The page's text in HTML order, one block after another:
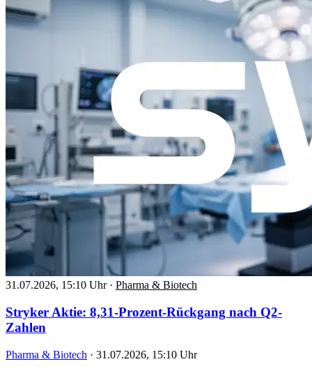
31.07.2026, 15:10 Uhr · Pharma & Biotech
Stryker Aktie: 8,31-Prozent-Rückgang nach Q2-
Zahlen
Pharma & Biotech · 31.07.2026, 15:10 Uhr